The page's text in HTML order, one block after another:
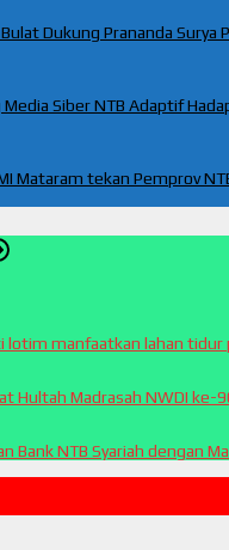
Dukung Prananda
Siber NTB Adaptif
Mataram tekan Pemprov
lotim manfaatkan lahan
Hultah Madrasah NWDI
Bank NTB Syariah dengan